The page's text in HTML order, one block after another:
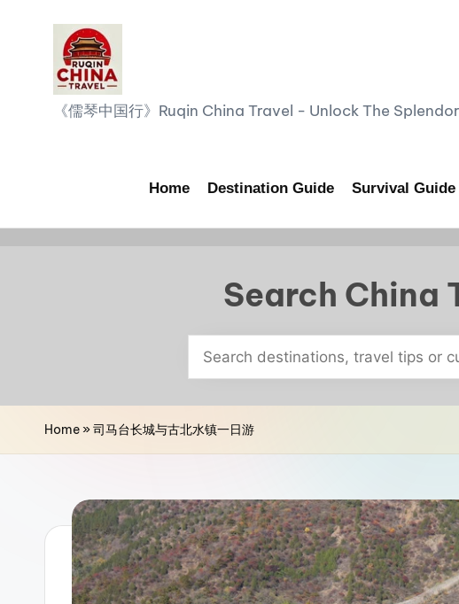
content R
i
n
a
r
《儒琴中国行》Ruqin China Travel - Unlock The
Home Destination Guide Survival Guide
Search China
Home»司马台长城与古北水镇一日游